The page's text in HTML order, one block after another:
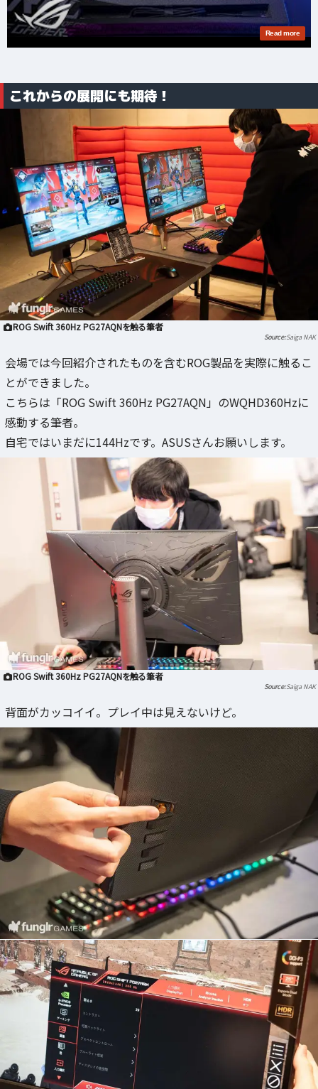
これからの展開にも期待！
ROG Swift 360Hz PG27AQNを触る筆者
Saiga NAK
会場では今回紹介されたものを含むROG製品を実際に触るこ
とができました。
こちらは「ROG Swift 360Hz PG27AQN」のWQHD360Hzに
感動する筆者。
自宅ではいまだに144Hzです。ASUSさんお願いします。
ROG Swift 360Hz PG27AQNを触る筆者
Saiga NAK
背面がカッコイイ。プレイ中は見えないけど。